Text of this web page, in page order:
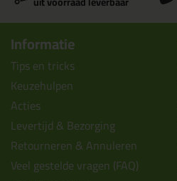
Informatie
Tips en tricks
Keuzehulpen
Acties
Levertijd & Bezorging
Retourneren & Annuleren
Veel gestelde vragen (FAQ)